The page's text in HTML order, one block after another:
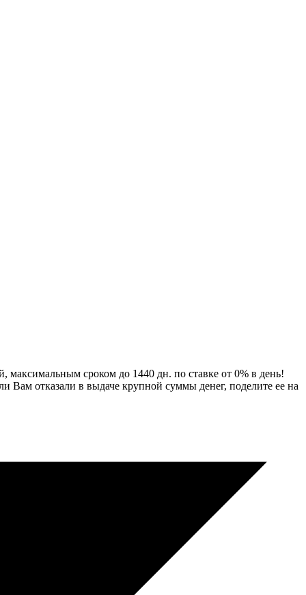
сроком до 1440 дн. по ставке от 0% в день!
отказали в выдаче крупной суммы денег, поделите ее на